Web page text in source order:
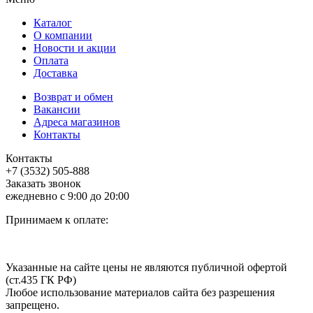
Каталог
О компании
Новости и акции
Оплата
Доставка
Возврат и обмен
Вакансии
Адреса магазинов
Контакты
Контакты
+7 (3532) 505-888
Заказать звонок
ежедневно с 9:00 до 20:00
Принимаем к оплате:
Указанные на сайте цены не являются публичной офертой
(ст.435 ГК РФ)
Любое использование материалов сайта без разрешения
запрещено.